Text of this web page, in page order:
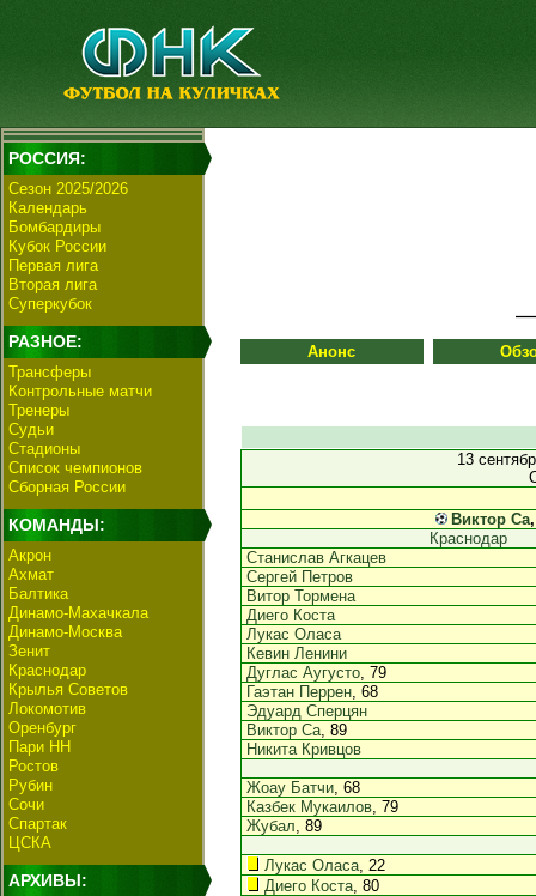
РОССИЯ:
Сезон 2025/2026
Календарь
Бомбардиры
Кубок России
Первая лига
Вторая лига
Суперкубок
РАЗНОЕ:
Трансферы
Контрольные матчи
Тренеры
Судьи
Стадионы
Список чемпионов
Сборная России
КОМАНДЫ:
Акрон
Ахмат
Балтика
Динамо-Махачкала
Динамо-Москва
Зенит
Краснодар
Крылья Советов
Локомотив
Оренбург
Пари НН
Ростов
Рубин
Сочи
Спартак
ЦСКА
АРХИВЫ:
Анонс
13
Виктор Са
Краснодар
Станислав Агкацев
Сергей Петров
Витор Тормена
Диего Коста
Лукас Оласа
Кевин Ленини
Дуглас Аугусто, 79
Гаэтан Перрен, 68
Эдуард Сперцян
Виктор Са, 89
Никита Кривцов
Жоау Батчи, 68
Казбек Мукаилов, 79
Жубал, 89
Лукас Оласа, 22
Диего Коста, 80